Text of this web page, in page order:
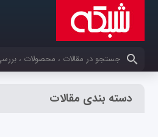
کلمات کلیدی خود را وارد کنید
دسته بندی مقالات